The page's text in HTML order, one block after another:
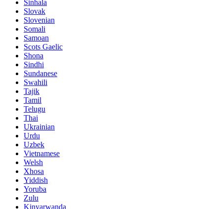
Sinhala
Slovak
Slovenian
Somali
Samoan
Scots Gaelic
Shona
Sindhi
Sundanese
Swahili
Tajik
Tamil
Telugu
Thai
Ukrainian
Urdu
Uzbek
Vietnamese
Welsh
Xhosa
Yiddish
Yoruba
Zulu
Kinyarwanda